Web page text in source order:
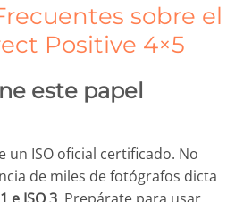
sobre el
Positive 4×5
este papel
un ISO oficial certificado. No
de miles de fotógrafos dicta